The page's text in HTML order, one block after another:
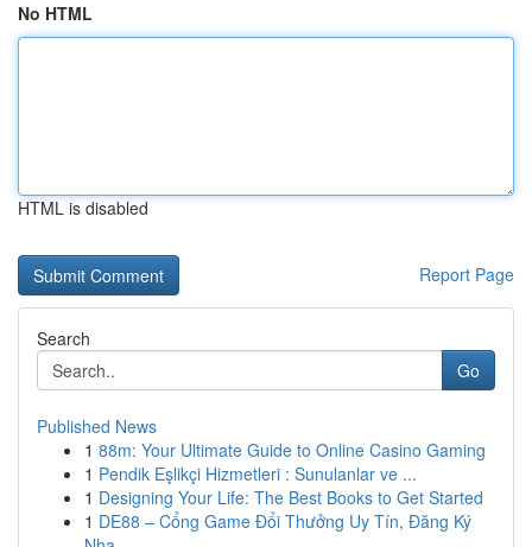
No HTML
HTML is disabled
Report Page
Search
Go
Published News
1 88m: Your Ultimate Guide to Online Casino Gaming
1 Pendik Eşlikçi Hizmetleri : Sunulanlar ve ...
1 Designing Your Life: The Best Books to Get Started
1 DE88 – Cổng Game Đổi Thưởng Uy Tín, Đăng Ký